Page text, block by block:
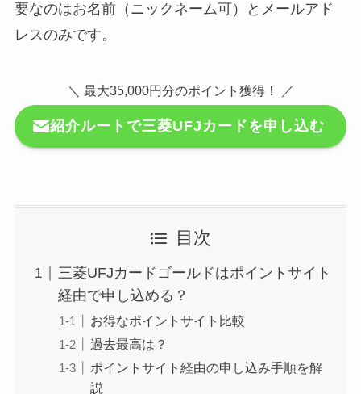
要なのはお名前（ニックネーム可）とメールアド
レスのみです。
＼ 最大35,000円分のポイント獲得！ ／
紹介ルートで三菱UFJカード を申し込む
目次
三菱UFJカードゴールドはポイントサイト
経由で申し込める？
お得なポイントサイト比較
過去最高は？
ポイントサイト経由の申し込み手順を解
説